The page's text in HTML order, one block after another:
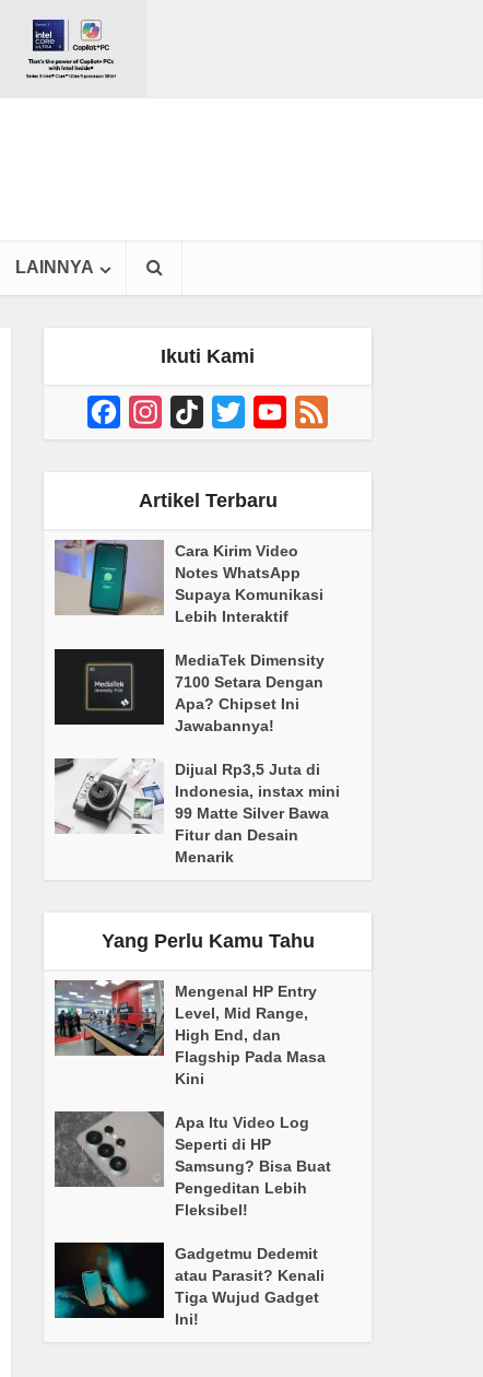
LAINNYA
Ikuti Kami
FacebookInstagram
TikTok Twitter YouTube
Channel
Artikel Terbaru
Cara Kirim Video
Notes WhatsApp
Supaya Komunikasi
Lebih Interaktif
MediaTek Dimensity
7100 Setara Dengan
Apa? Chipset Ini
Jawabannya!
Dijual Rp3,5 Juta di
Indonesia, instax mini
99 Matte Silver Bawa
Fitur dan Desain
Menarik
Yang Perlu Kamu Tahu
Mengenal HP Entry
Level, Mid Range,
High End, dan
Flagship Pada Masa
Kini
Apa Itu Video Log
Seperti di HP
Samsung? Bisa Buat
Pengeditan Lebih
Fleksibel!
Gadgetmu Dedemit
atau Parasit? Kenali
Tiga Wujud Gadget
Ini!